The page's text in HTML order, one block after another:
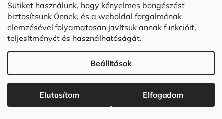
Sütiket használunk, hogy kényelmes böngészést
biztosítsunk Önnek, és a weboldal forgalmának
elemzésével folyamatosan javítsuk annak funkcióit,
teljesítményét és használhatóságát.
Beállítások
Elutasítom
Elfogadom
☀️ Utolsó esély! A nyári akció ma éjfélkor véget ér. 🔥
t
á
s
e
l
e
m
e
Általános Szerződési Feltételek
Adatvédelmi feltételek
Rólunk és garanciáink